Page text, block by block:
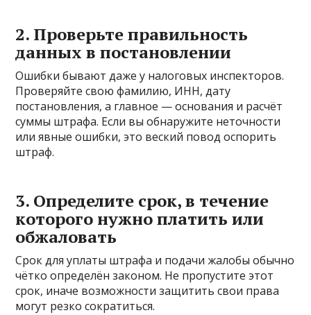
2. Проверьте правильность
данных в постановлении
Ошибки бывают даже у налоговых инспекторов.
Проверяйте свою фамилию, ИНН, дату
постановления, а главное — основания и расчёт
суммы штрафа. Если вы обнаружите неточности
или явные ошибки, это веский повод оспорить
штраф.
3. Определите срок, в течение
которого нужно платить или
обжаловать
Срок для уплаты штрафа и подачи жалобы обычно
чётко определён законом. Не пропустите этот
срок, иначе возможности защитить свои права
могут резко сократиться.